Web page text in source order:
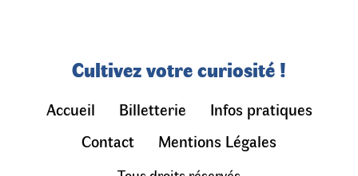
Cultivez votre curiosité !
Accueil Billetterie
Infos pratiques
Contact
Mentions Légales